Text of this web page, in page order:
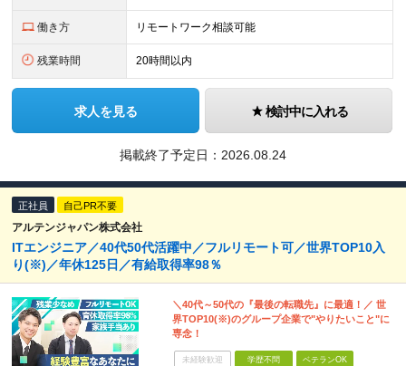
働き方 リモートワーク相談可能
残業時間 20時間以内
求人を見る 検討中に入れる
掲載終了予定日： 2026.08.24
正社員 自己PR不要
アルテンジャパン株式会社
ITエンジニア／40代50代活躍中／フルリモート可／世界TOP10入
り(※)／年休125日／有給取得率98％
＼40代～50代の『最後の転職先』に最適！／ 世
界TOP10(※)のグループ企業で"やりたいこと"に
専念！
未経験歓迎 学歴不問 ベテランOK